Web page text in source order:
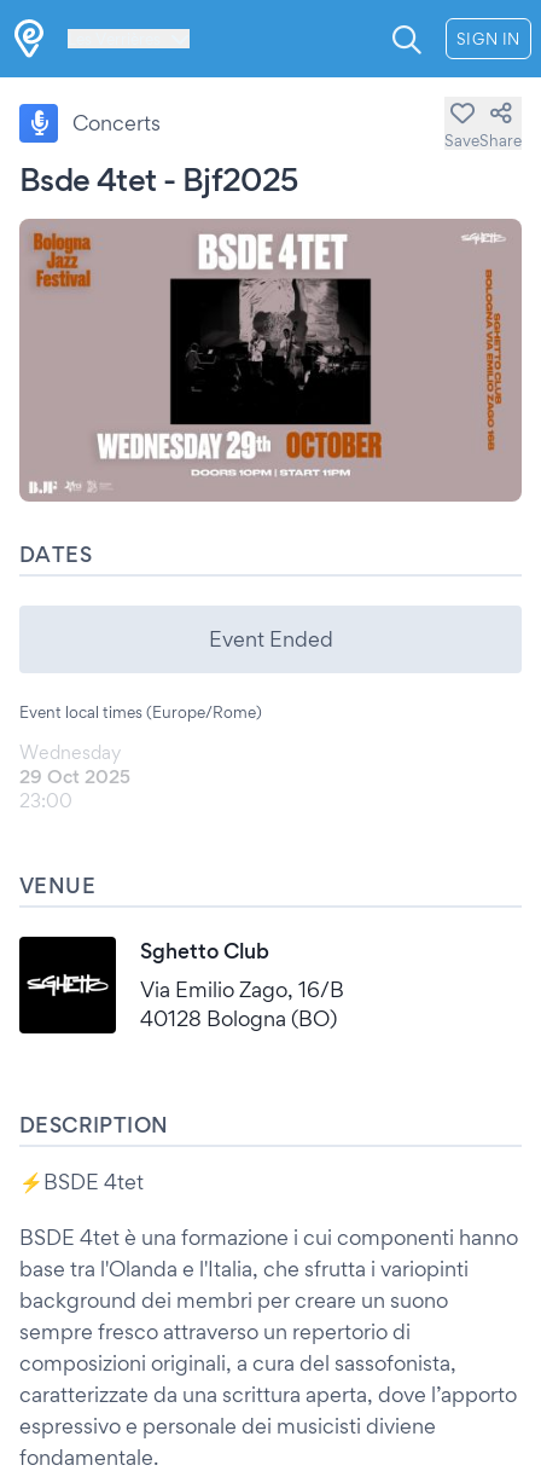
SIGN IN
Bsde 4tet - Bjf2025
Concerts
SaveShare
DATES
Event Ended
Event local times (Europe/Rome)
Wednesday
29 Oct 2025
23:00
VENUE
Sghetto Club
Via Emilio Zago, 16/B
40128 Bologna (BO)
DESCRIPTION
⚡️BSDE 4tet
BSDE 4tet è una formazione i cui componenti hanno
base tra l'Olanda e l'Italia, che sfrutta i variopinti
background dei membri per creare un suono
sempre fresco attraverso un repertorio di
composizioni originali, a cura del sassofonista,
caratterizzate da una scrittura aperta, dove l’apporto
espressivo e personale dei musicisti diviene
fondamentale.